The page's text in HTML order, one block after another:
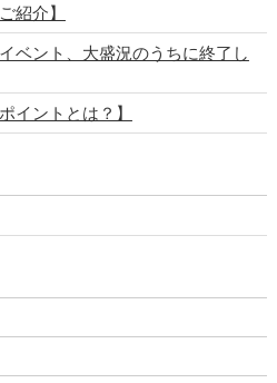
紹介】
ベント、大盛況のうちに終了し
イントとは？】